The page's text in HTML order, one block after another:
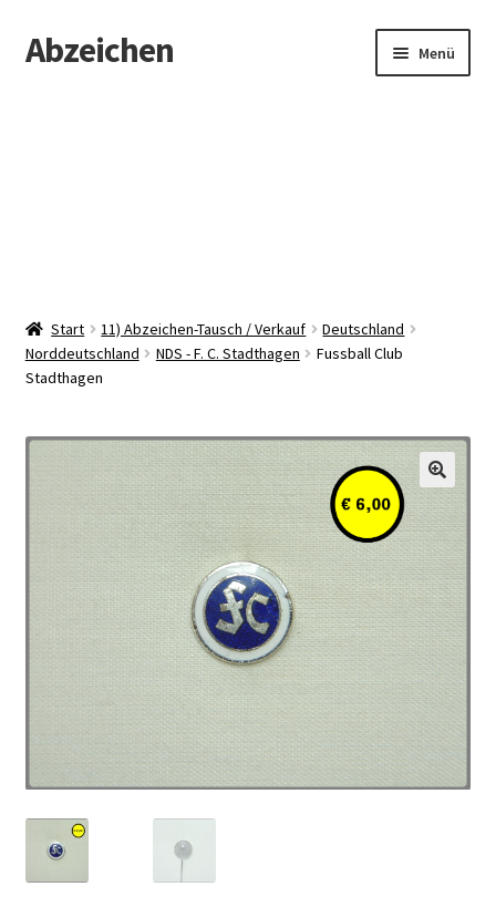
Zur
Navigation
Zum
Inhalt
Abzeichen Menü
Start 11) Abzeichen-Tausch / Verkauf
Deutschland
Norddeutschland
NDS - F. C. Stadthagen
Fussball Club
Stadthagen